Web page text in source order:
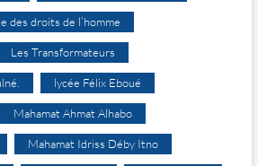
des droits de l’homme
Les Transformateurs
lycée Félix Eboué
Mahamat Ahmat Alhabo
Mahamat Idriss Déby Itno